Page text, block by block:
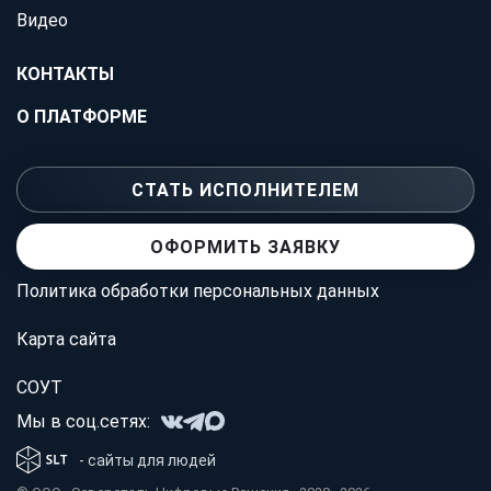
Видео
КОНТАКТЫ
О ПЛАТФОРМЕ
СТАТЬ ИСПОЛНИТЕЛЕМ
ОФОРМИТЬ ЗАЯВКУ
Политика обработки персональных данных
Карта сайта
СОУТ
Мы в соц.сетях:
- сайты для людей